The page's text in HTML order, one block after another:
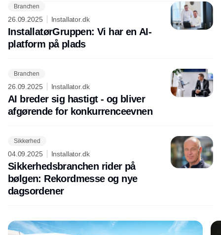
Branchen
26.09.2025 Installator.dk
InstallatørGruppen: Vi har en AI-
platform på plads
Branchen
26.09.2025 Installator.dk
AI breder sig hastigt - og bliver
afgørende for konkurrenceevnen
Sikkerhed
04.09.2025 Installator.dk
Sikkerhedsbranchen rider på
bølgen: Rekordmesse og nye
dagsordener